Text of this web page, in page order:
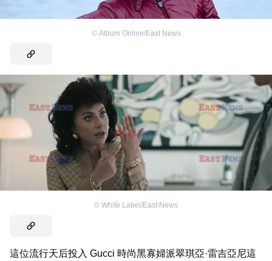
© Album Online/East News
© White Label/East News
這位流行天后投入 Gucci 時尚黑寡婦派翠琪亞·雷吉亞尼這